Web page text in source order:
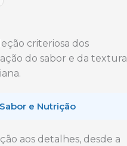
criteriosa dos
do sabor e da textura
e Nutrição
aos detalhes, desde a